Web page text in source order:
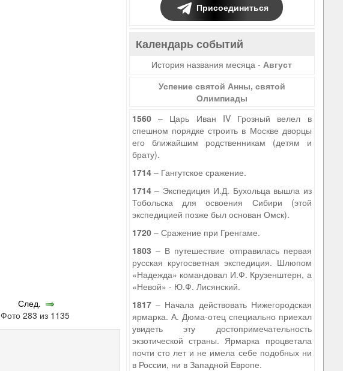
След.
Фото 283 из 1135
Присоединиться
Календарь событий
История названия месяца -Август
Успение святой Анны, святой
Олимпиады
1560– Царь Иван IV Грозный велел в
спешном порядке строить в Москве дворцы
его ближайшим родственникам (детям и
брату).
1714– Гангутское сражение.
1714– Экспедиция И.Д. Бухольца вышла из
Тобольска для освоения Сибири (этой
экспедицией позже был основан Омск).
1720– Сражение при Гренгаме.
1803 – В путешествие отправилась первая
русская кругосветная экспедиция. Шлюпом
«Надежда» командовал И.Ф. Крузенштерн, а
«Невой» - Ю.Ф. Лисянский.
1817– Начала действовать Нижегородская
ярмарка. А. Дюма-отец специально приехал
увидеть эту достопримечательность
экзотической страны. Ярмарка процветала
почти сто лет и не имела себе подобных ни
в России, ни в Западной Европе.